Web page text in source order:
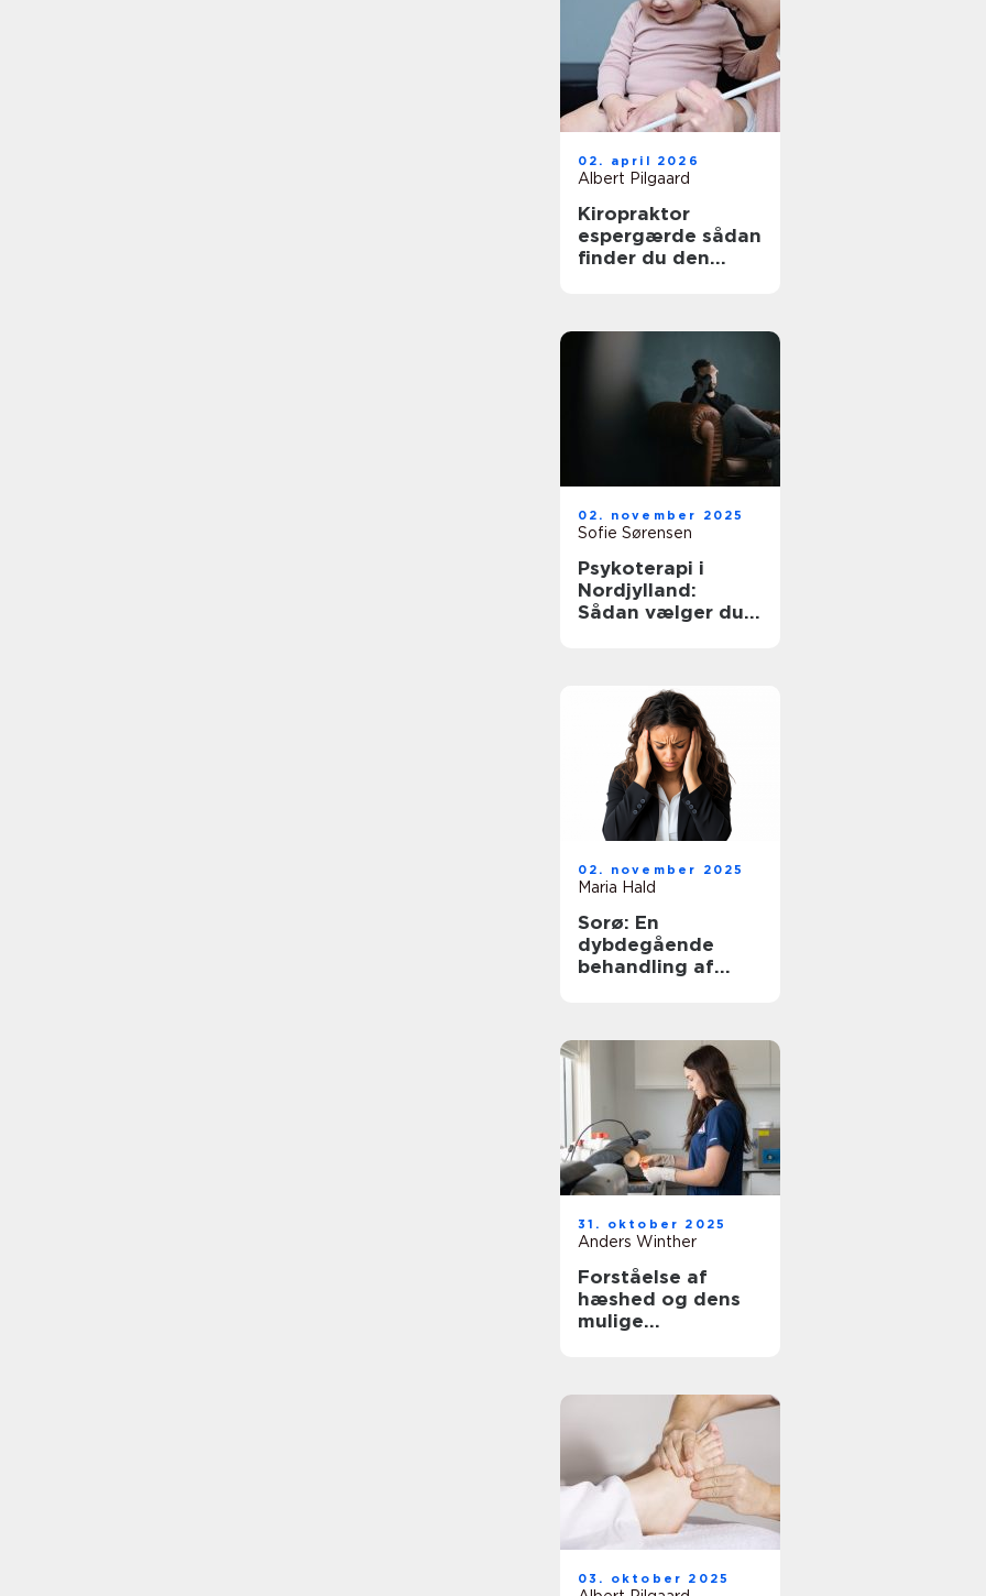
02. april 2026
Albert Pilgaard
Kiropraktor
espergærde sådan
finder du den
02. november 2025
Sofie Sørensen
Psykoterapi i
Nordjylland:
Sådan vælger du
02. november 2025
Maria Hald
Sorø: En
dybdegående
behandling af
31. oktober 2025
Anders Winther
Forståelse af
hæshed og dens
mulige
03. oktober 2025